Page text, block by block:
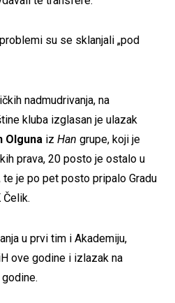
su se sklanjali „pod
nadmudrivanja, na
kluba izglasan je ulazak
Olguna iz Han grupe, koji je
prava, 20 posto je ostalo u
te je po pet posto pripalo Gradu
u prvi tim i Akademiju,
ove godine i izlazak na